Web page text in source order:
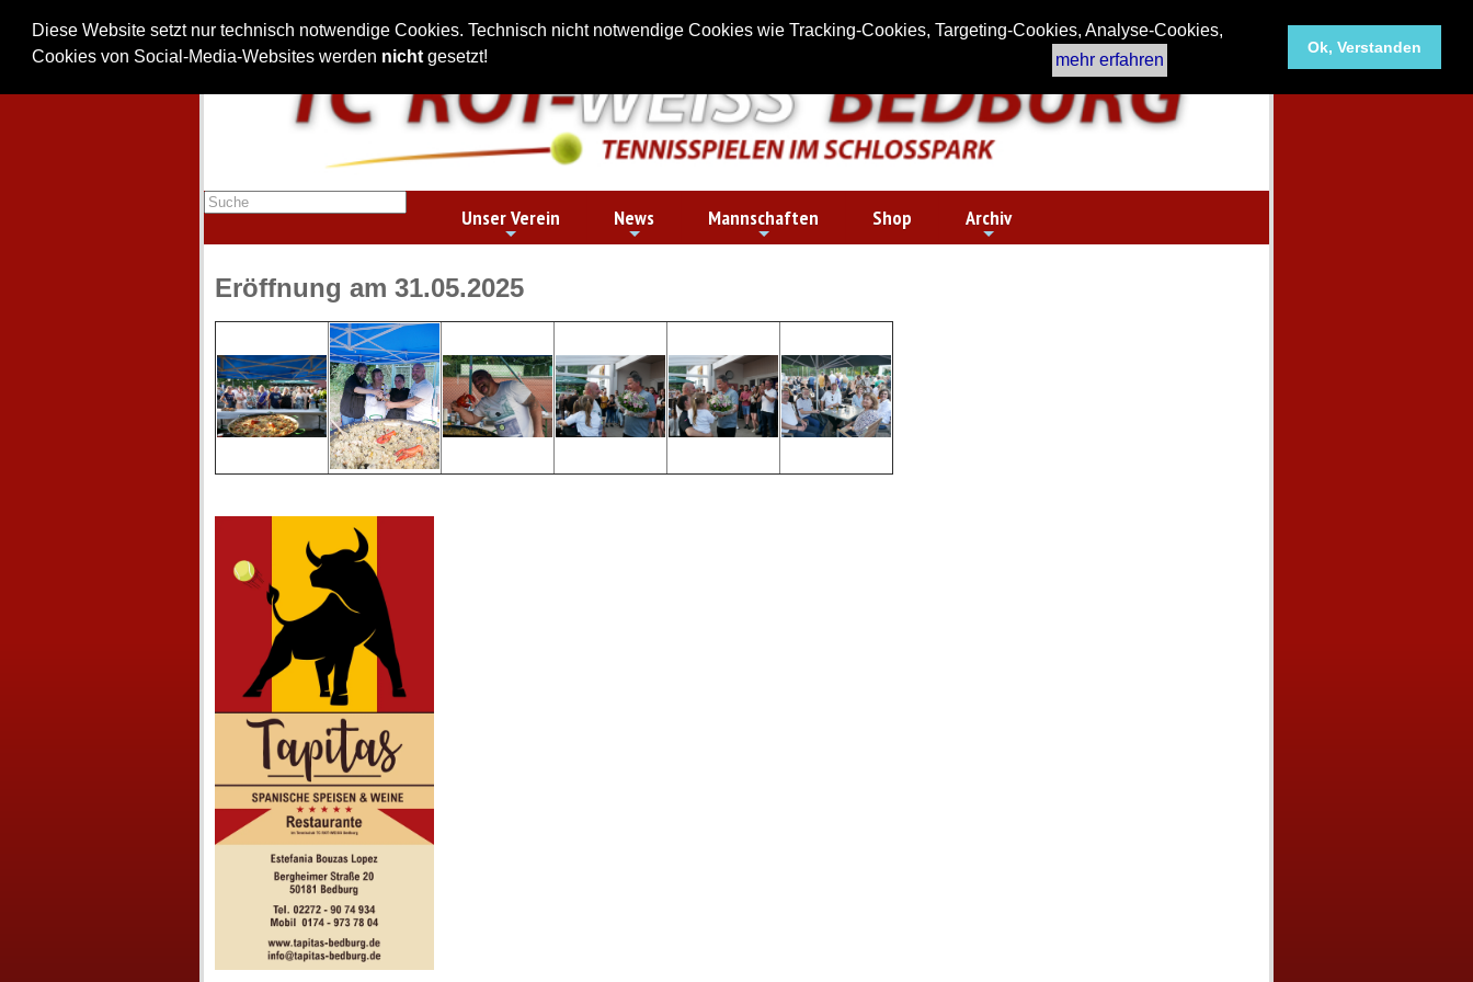
Diese Website setzt nur technisch notwendige Cookies. Technisch nicht notwendige Cookies wie Tracking-Cookies, Targeting-Cookies, Analyse-Cookies,
Cookies von Social-Media-Websites werden nichtgesetzt! mehr erfahren
Ok, Verstanden
Unser Verein News Mannschaften Shop Archiv
Eröffnung am 31.05.2025